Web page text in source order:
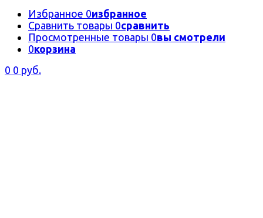
Избранное 0избранное
Сравнить товары 0сравнить
Просмотренные товары 0вы смотрели
0корзина
0 0 руб.